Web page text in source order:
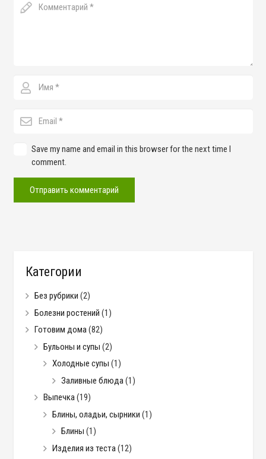
Save my name and email in this browser for the next time I
comment.
Отправить комментарий
Категории
Без рубрики (2)
Болезни ростений (1)
Готовим дома(82)
Бульоны и супы (2)
Холодные супы (1)
Заливные блюда(1)
Выпечка(19)
Блины, оладьи, сырники (1)
Блины (1)
Изделия из теста(12)